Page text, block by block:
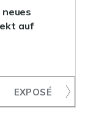
auf